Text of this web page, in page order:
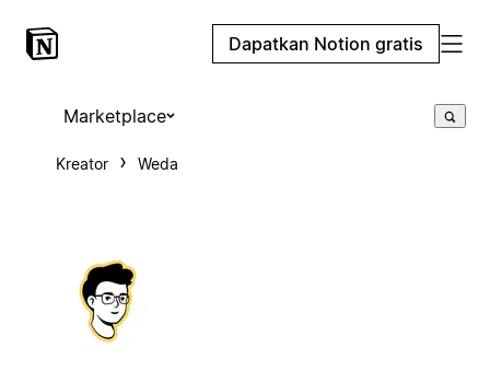
Dapatkan Notion gratis
Marketplace
Kreator Weda